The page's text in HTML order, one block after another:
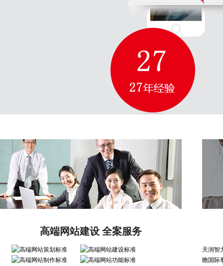
高端网站建设 全案服务
天润智
瞻国际